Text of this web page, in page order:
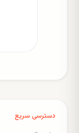
دسترسی سریع